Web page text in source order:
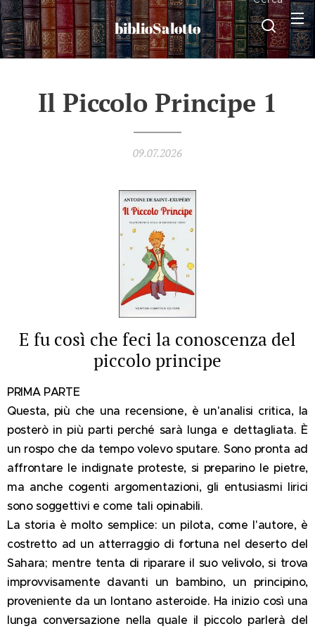
biblioSalotto
Il Piccolo Principe 1
09.07.2026
E fu così che feci la conoscenza del
piccolo principe
PRIMA PARTE
Questa, più che una recensione, è un'analisi critica, la
posterò in più parti perché sarà lunga e dettagliata. È
un rospo che da tempo volevo sputare. Sono pronta ad
affrontare le indignate proteste, si preparino le pietre,
ma anche cogenti argomentazioni, gli entusiasmi lirici
sono soggettivi e come tali opinabili.
La storia è molto semplice: un pilota, come l'autore, è
costretto ad un atterraggio di fortuna nel deserto del
Sahara; mentre tenta di riparare il suo velivolo, si trova
improvvisamente davanti un bambino, un principino,
proveniente da un lontano asteroide. Ha inizio così una
lunga conversazione nella quale il piccolo parlerà del